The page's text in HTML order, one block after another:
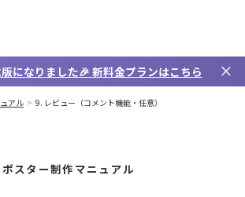
になりました🎉 新料金プランはこちら close
アル 9. レビュー（コメント機能・任意）
ポスター制作マニュアル